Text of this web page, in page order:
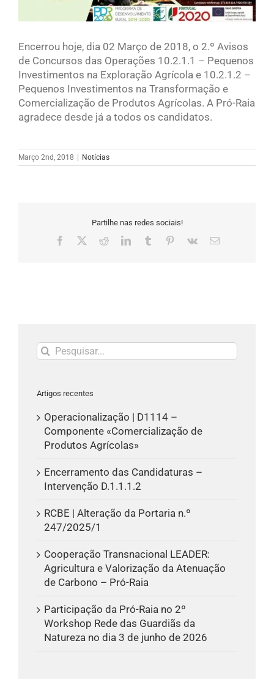
Encerrou hoje, dia 02 Março de 2018, o 2.º Avisos
de Concursos das Operações 10.2.1.1 – Pequenos
Investimentos na Exploração Agrícola e 10.2.1.2 –
Pequenos Investimentos na Transformação e
Comercialização de Produtos Agrícolas. A Pró-Raia
agradece desde já a todos os candidatos.
Março 2nd, 2018 | Notícias
Partilhe nas redes sociais!
Facebook RedditLinkedInTumblr Pinterest
Vk
Email
Pesquisar
Artigos recentes
Operacionalização | D1114 –
Componente «Comercialização de
Produtos Agrícolas»
Encerramento das Candidaturas –
Intervenção D.1.1.1.2
RCBE | Alteração da Portaria n.º
247/2025/1
Cooperação Transnacional LEADER:
Agricultura e Valorização da Atenuação
de Carbono – Pró-Raia
Participação da Pró-Raia no 2º
Workshop Rede das Guardiãs da
Natureza no dia 3 de junho de 2026